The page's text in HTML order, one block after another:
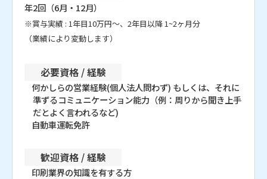
年2回（6月・12月）
※賞与実績 : 1年目10万円～、2年目以降 1~2ヶ月分
（業績により変動します）
必要資格 / 経験
何かしらの営業経験(個人法人問わず) もしくは、それに
準ずるコミュニケーション能力（例：周りから聞き上手
だとよく言われるなど)
自動車運転免許
歓迎資格 / 経験
印刷業界の知識を有する方